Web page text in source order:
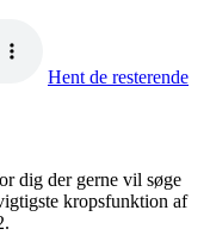
Hent de resterende
dig der gerne vil søge
kropsfunktion af